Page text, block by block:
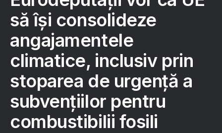
să își consolideze
angajamentele
climatice, inclusiv prin
stoparea de urgență a
subvențiilor pentru
combustibilii fosili